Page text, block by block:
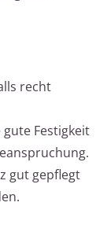
recht
Festigkeit
gut gepflegt